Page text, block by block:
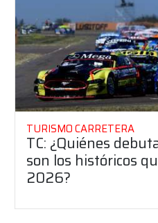
TURISMO CARRETERA
TC: ¿Quiénes
son los históricos
2026?